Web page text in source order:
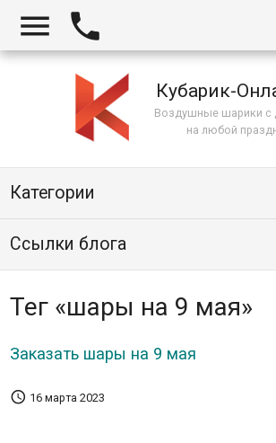
 
Кубарик-
Воздушные шарики с
на любой
Категории
Ссылки блога
Тег «шары на 9 мая»
Заказать шары на 9 мая
 16 марта 2023